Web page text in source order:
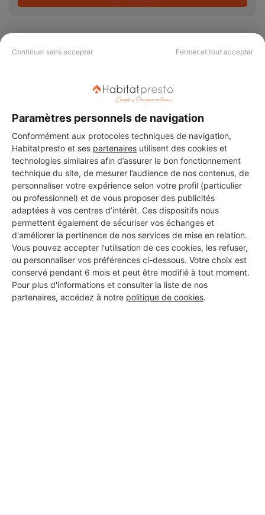
Continuer sans accepter Fermer et tout accepter
Paramètres personnels de navigation
Conformément aux protocoles techniques de navigation,
Habitatpresto et ses partenaires utilisent des cookies et
technologies similaires afin d’assurer le bon fonctionnement
technique du site, de mesurer l’audience de nos contenus, de
personnaliser votre expérience selon votre profil (particulier
ou professionnel) et de vous proposer des publicités
adaptées à vos centres d’intérêt. Ces dispositifs nous
permettent également de sécuriser vos échanges et
d'améliorer la pertinence de nos services de mise en relation.
Vous pouvez accepter l'utilisation de ces cookies, les refuser,
ou personnaliser vos préférences ci-dessous. Votre choix est
conservé pendant 6 mois et peut être modifié à tout moment.
Pour plus d'informations et consulter la liste de nos
partenaires, accédez à notre politique de cookies.
PAS LE TEMPS DE
CHERCHER ?
Vous souhaitez réaliser des travaux et ne savez quel professionnel
choisir ? Demandez des devis travauxauprès de notre réseau de 5 000
professionnels partout en France.
DEMANDER UN DEVIS